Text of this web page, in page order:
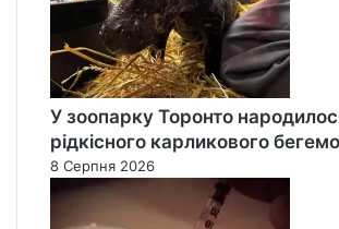
У зоопарку Торонто
рідкісного карликового
8 Серпня 2026